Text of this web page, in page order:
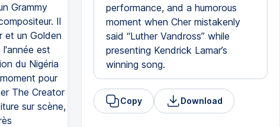
Grammy
Il
et un Golden
est
du Nigéria
pour
The Creator
sur scène,
performance, and a humorous
moment when Cher mistakenly
said “Luther Vandross” while
presenting Kendrick Lamar’s
winning song.
Copy Download